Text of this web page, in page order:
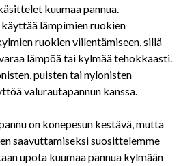
kuumaa pannua.
lämpimien ruokien
ruokien viilentämiseen, sillä
lämpöä tai kylmää tehokkaasti.
puisten tai nylonisten
valurautapannun kanssa.
on konepesun kestävä, mutta
saavuttamiseksi suosittelemme
upota kuumaa pannua kylmään